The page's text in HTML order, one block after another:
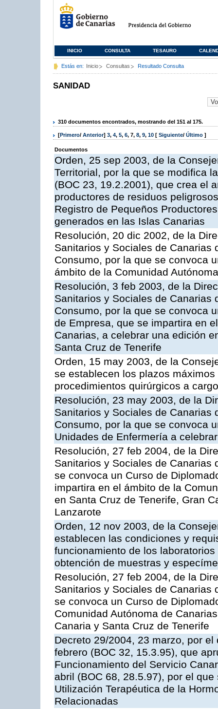
INICIO CONSULTA TESAURO
Estás en: Inicio Consultas Resultado Consulta
SANIDAD
310 documentos encontrados, mostrando del 151 al 175.
[Primero/ Anterior] 3, 4, 5, 6, 7, 8, 9, 10 [ Siguiente/ Último ]
Documentos
Orden, 25 sep 2003, de la
Territorial, por la que se modifica
(BOC 23, 19.2.2001), que crea el
productores de residuos
Registro de Pequeños
generados en las Islas Canarias
Resolución, 20 dic 2002, de la
Sanitarios y Sociales de Canarias
Consumo, por la que se convoca
ámbito de la Comunidad
Resolución, 3 feb 2003, de la
Sanitarios y Sociales de Canarias
Consumo, por la que se convoca
de Empresa, que se impartira en
Canarias, a celebrar una edición
Santa Cruz de Tenerife
Orden, 15 may 2003, de la
se establecen los plazos
procedimientos quirúrgicos a
Resolución, 23 may 2003, de la
Sanitarios y Sociales de Canarias
Consumo, por la que se convoca
Unidades de Enfermería a
Resolución, 27 feb 2004, de la
Sanitarios y Sociales de Canarias
se convoca un Curso de
impartira en el ámbito de la
en Santa Cruz de Tenerife, Gran
Lanzarote
Orden, 12 nov 2003, de la
establecen las condiciones y
funcionamiento de los
obtención de muestras y
Resolución, 27 feb 2004, de la
Sanitarios y Sociales de Canarias
se convoca un Curso de
Comunidad Autónoma de
Canaria y Santa Cruz de Tenerife
Decreto 29/2004, 23 marzo, por
febrero (BOC 32, 15.3.95), que
Funcionamiento del Servicio
abril (BOC 68, 28.5.97), por el
Utilización Terapéutica de la
Relacionadas